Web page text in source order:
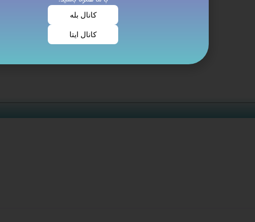
کانال بله
کانال ایتا